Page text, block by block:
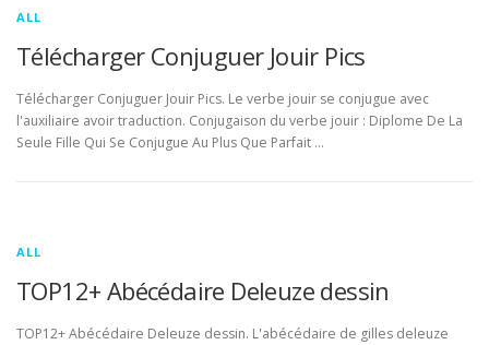
ALL
Télécharger Conjuguer Jouir Pics
Télécharger Conjuguer Jouir Pics. Le verbe jouir se conjugue avec
l'auxiliaire avoir traduction. Conjugaison du verbe jouir : Diplome De La
Seule Fille Qui Se Conjugue Au Plus Que Parfait …
ALL
TOP12+ Abécédaire Deleuze dessin
TOP12+ Abécédaire Deleuze dessin. L'abécédaire de gilles deleuze